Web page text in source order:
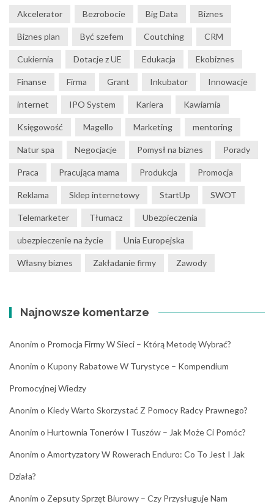
Akcelerator Bezrobocie Big Data Biznes
Biznes plan Być szefem Coutching CRM
Cukiernia Dotacje z UE Edukacja Ekobiznes
Finanse Firma Grant Inkubator Innowacje
internet IPO System Kariera Kawiarnia
Księgowość Magello Marketing mentoring
Natur spa Negocjacje Pomysł na biznes Porady
Praca Pracująca mama Produkcja Promocja
Reklama Sklep internetowy StartUp SWOT
Telemarketer Tłumacz Ubezpieczenia
ubezpieczenie na życie Unia Europejska
Własny biznes Zakładanie firmy Zawody
Najnowsze komentarze
Anonim o Promocja Firmy W Sieci – Którą Metodę Wybrać?
Anonim o Kupony Rabatowe W Turystyce – Kompendium
Promocyjnej Wiedzy
Anonim o Kiedy Warto Skorzystać Z Pomocy Radcy Prawnego?
Anonim o Hurtownia Tonerów I Tuszów – Jak Może Ci Pomóc?
Anonim o Amortyzatory W Rowerach Enduro: Co To Jest I Jak
Działa?
Anonim o Zepsuty Sprzęt Biurowy – Czy Przysługuje Nam